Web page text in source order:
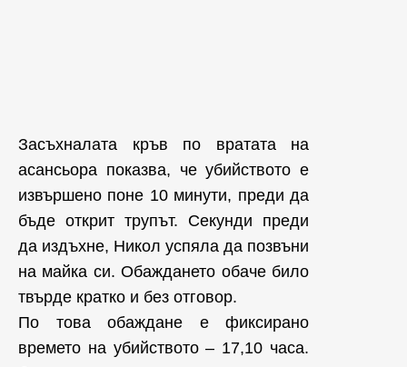
Засъхналата кръв по вратата на
асансьора показва, че убийството е
извършено поне 10 минути, преди да
бъде открит трупът. Секунди преди
да издъхне, Никол успяла да позвъни
на майка си. Обаждането обаче било
твърде кратко и без отговор.
По това обаждане е фиксирано
времето на убийството – 17,10 часа.